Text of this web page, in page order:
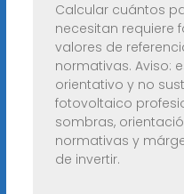
Calcular cuántos
necesitan requiere
valores de
normativas. Aviso:
orientativo y no
fotovoltaico
sombras,
normativas y
de invertir.